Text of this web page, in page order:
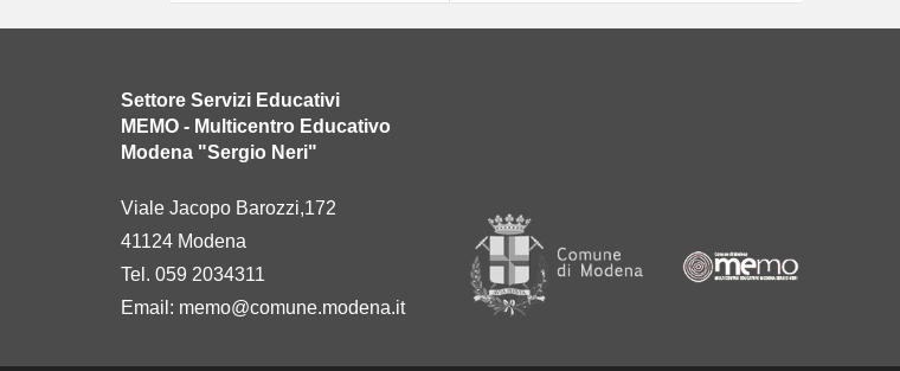
Settore Servizi Educativi
MEMO - Multicentro Educativo
Modena "Sergio Neri"
Viale Jacopo Barozzi,172
41124 Modena
Tel. 059 2034311
Email: memo@comune.modena.it